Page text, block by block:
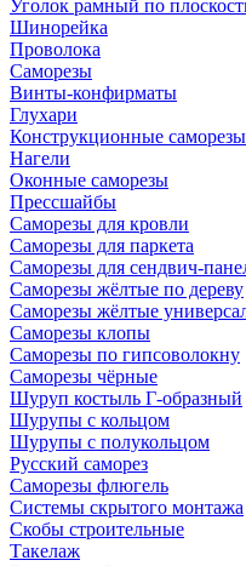
Уголок рамный по
Шинорейка
Проволока
Саморезы
Винты-конфирматы
Глухари
Конструкционные саморезы
Нагели
Оконные саморезы
Прессшайбы
Саморезы для кровли
Саморезы для паркета
Саморезы для сендвич-
Саморезы жёлтые по дереву
Саморезы жёлтые
Саморезы клопы
Саморезы по гипсоволокну
Саморезы чёрные
Шуруп костыль Г-образный
Шурупы с кольцом
Шурупы с полукольцом
Русский саморез
Саморезы флюгель
Системы скрытого монтажа
Скобы строительные
Такелаж